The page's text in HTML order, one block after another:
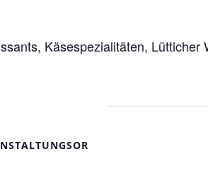
Käsespezialitäten, Lütticher